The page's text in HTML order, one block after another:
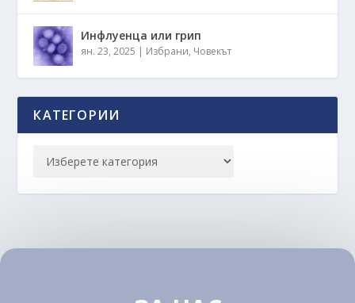
Инфлуенца или грип
ян. 23, 2025 | Избрани, Човекът
КАТЕГОРИИ